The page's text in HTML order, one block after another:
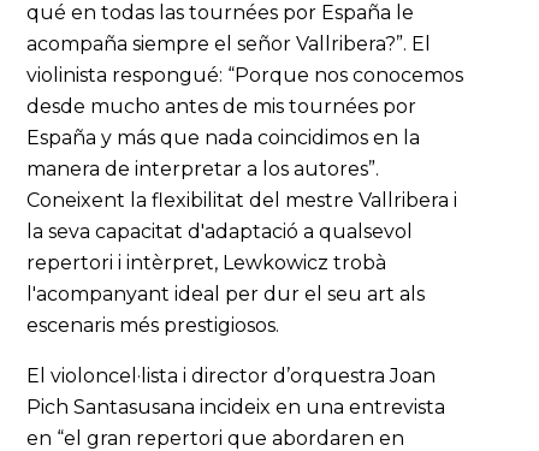
qué en todas las tournées por España le
acompaña siempre el señor Vallribera?”. El
violinista respongué: “Porque nos conocemos
desde mucho antes de mis tournées por
España y más que nada coincidimos en la
manera de interpretar a los autores”.
Coneixent la flexibilitat del mestre Vallribera i
la seva capacitat d'adaptació a qualsevol
repertori i intèrpret, Lewkowicz trobà
l'acompanyant ideal per dur el seu art als
escenaris més prestigiosos.
El violoncel·lista i director d’orquestra Joan
Pich Santasusana incideix en una entrevista
en “el gran repertori que abordaren en